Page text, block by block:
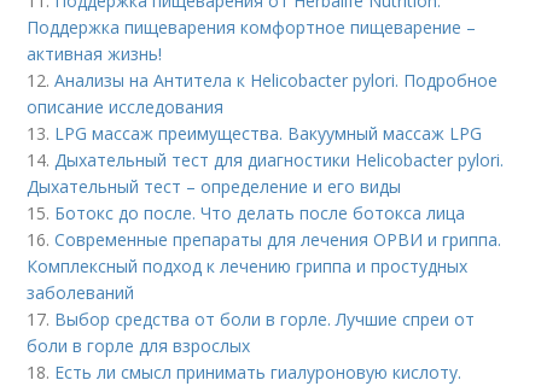
Поддержка пищеварения комфортное пищеварение –
активная жизнь!
12.Анализы на Антитела к Helicobacter pylori. Подробное
описание исследования
13. LPG массаж преимущества. Вакуумный массаж LPG
14.Дыхательный тест для диагностики Helicobacter pylori.
Дыхательный тест – определение и его виды
15. Ботокс до после. Что делать после ботокса лица
16.Современные препараты для лечения ОРВИ и гриппа.
Комплексный подход к лечению гриппа и простудных
заболеваний
17. Выбор средства от боли в горле. Лучшие спреи от
боли в горле для взрослых
18. Есть ли смысл принимать гиалуроновую кислоту.